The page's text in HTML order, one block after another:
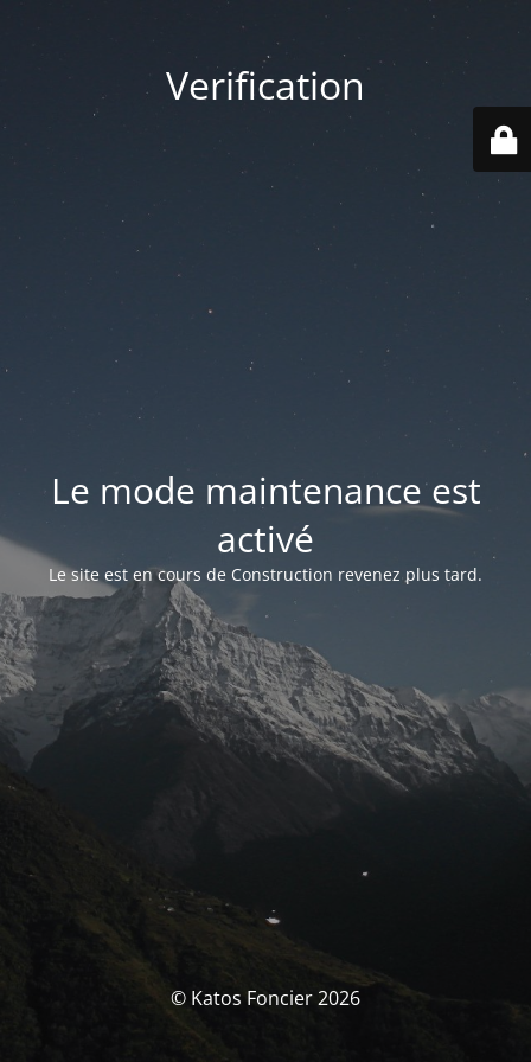
Verification
Le mode maintenance est
activé
Le site est en cours de Construction revenez plus tard.
© Katos Foncier 2026